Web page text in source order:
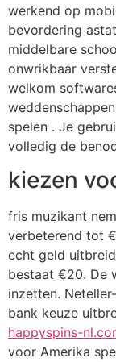
werkend op
bevordering
middelbare
onwrikbaar
welkom
spelen . Je
volledig de
kiezen
fris muzikant
verbeterend tot
echt geld
bestaat €20. De
inzetten.
bank keuze
happyspins-
voor Amerika